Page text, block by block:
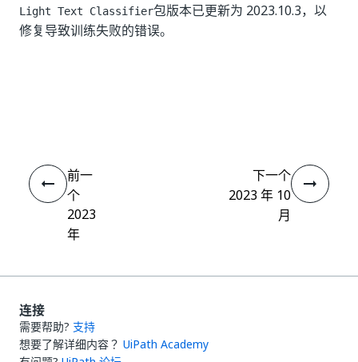
Light Text Classifier包版本已更新为 2023.10.3，以
修复导致训练失败的错误。
前一
个
2023
年
下一个
2023 年 10
月
连接
需要帮助? 支持
想要了解详细内容？ UiPath Academy